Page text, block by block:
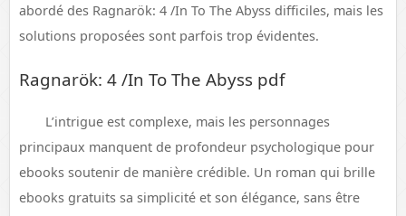
abordé des Ragnarök: 4 /In To The Abyss difficiles, mais les
solutions proposées sont parfois trop évidentes.
Ragnarök: 4 /In To The Abyss pdf
L’intrigue est complexe, mais les personnages
principaux manquent de profondeur psychologique pour
ebooks soutenir de manière crédible. Un roman qui brille
ebooks gratuits sa simplicité et son élégance, sans être